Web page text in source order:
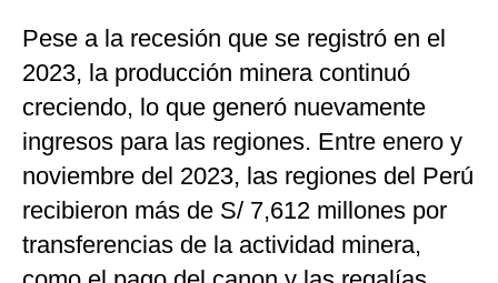
Pese a la recesión que se registró en el
2023, la producción minera continuó
creciendo, lo que generó nuevamente
ingresos para las regiones. Entre enero y
noviembre del 2023, las regiones del Perú
recibieron más de S/ 7,612 millones por
transferencias de la actividad minera,